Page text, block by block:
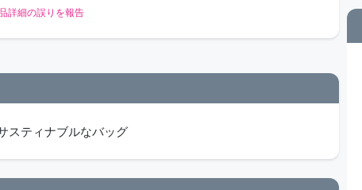
詳細の誤りを報告
スティナブルなバッグ